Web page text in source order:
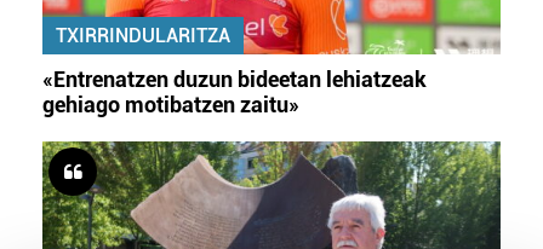
TXIRRINDULARITZA
«Entrenatzen duzun bideetan lehiatzeak
gehiago motibatzen zaitu»